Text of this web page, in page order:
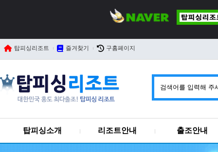
탑피싱리조트 즐겨찾기 구홈페이지
탑피싱소개 리조트안내 출조안내